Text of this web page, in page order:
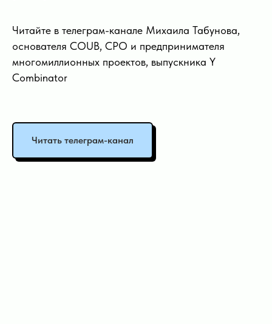
Читайте в телеграм-канале Михаила Табунова,
основателя COUB, CPO и предпринимателя
многомиллионных проектов, выпускника Y
Combinator
Читать телеграм-канал